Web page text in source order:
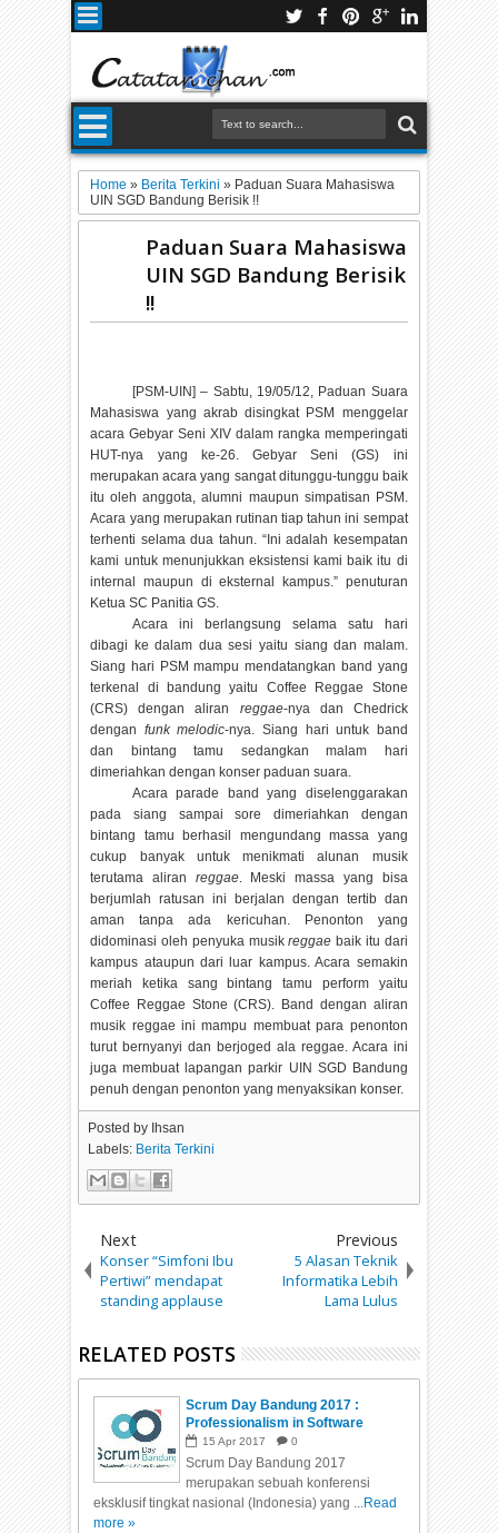
Home » Berita Terkini » Paduan Suara Mahasiswa
UIN SGD Bandung Berisik !!
Paduan Suara Mahasiswa
UIN SGD Bandung Berisik
!!
[PSM-UIN] – Sabtu, 19/05/12, Paduan Suara
Mahasiswa yang akrab disingkat PSM menggelar
acara Gebyar Seni XIV dalam rangka memperingati
HUT-nya yang ke-26. Gebyar Seni (GS) ini
merupakan acara yang sangat ditunggu-tunggu baik
itu oleh anggota, alumni maupun simpatisan PSM.
Acara yang merupakan rutinan tiap tahun ini sempat
terhenti selama dua tahun. “Ini adalah kesempatan
kami untuk menunjukkan eksistensi kami baik itu di
internal maupun di eksternal kampus.” penuturan
Ketua SC Panitia GS.
Acara ini berlangsung selama satu hari
dibagi ke dalam dua sesi yaitu siang dan malam.
Siang hari PSM mampu mendatangkan band yang
terkenal di bandung yaitu Coffee Reggae Stone
(CRS) dengan aliran reggae-nya dan Chedrick
dengan funk melodic-nya. Siang hari untuk band
dan bintang tamu sedangkan malam hari
dimeriahkan dengan konser paduan suara.
Acara parade band yang diselenggarakan
pada siang sampai sore dimeriahkan dengan
bintang tamu berhasil mengundang massa yang
cukup banyak untuk menikmati alunan musik
terutama aliran reggae. Meski massa yang bisa
berjumlah ratusan ini berjalan dengan tertib dan
aman tanpa ada kericuhan. Penonton yang
didominasi oleh penyuka musikreggae baik itu dari
kampus ataupun dari luar kampus. Acara semakin
meriah ketika sang bintang tamu perform yaitu
Coffee Reggae Stone (CRS). Band dengan aliran
musik reggae ini mampu membuat para penonton
turut bernyanyi dan berjoged ala reggae. Acara ini
juga membuat lapangan parkir UIN SGD Bandung
penuh dengan penonton yang menyaksikan konser.
Posted by Ihsan
Labels: Berita Terkini
Next
Konser “Simfoni Ibu
Pertiwi” mendapat
standing applause
Previous
5 Alasan Teknik
Informatika Lebih
Lama Lulus
RELATED POSTS
Scrum Day Bandung 2017 :
Professionalism in Software
Development
15 Apr 2017 0
Scrum Day Bandung 2017
merupakan sebuah konferensi
eksklusif tingkat nasional (Indonesia) yang ...Read
more »